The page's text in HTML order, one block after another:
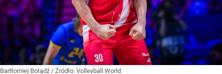
Bartłomiej Bołądź / Źródło: Volleyball World